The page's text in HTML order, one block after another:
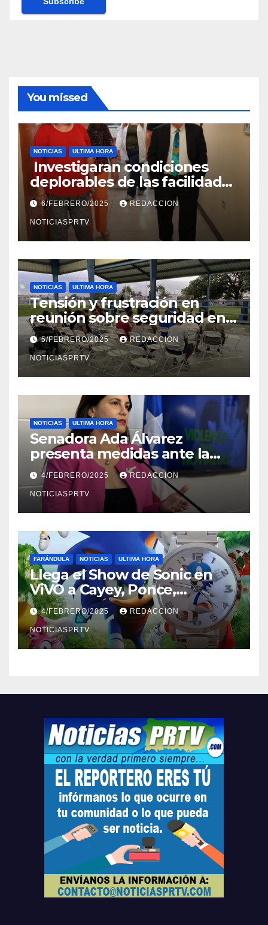
You missed
NOTICIAS ULTIMA HORA
Investigaran condiciones
deplorables de las facilidades
el Departamento de la Salud
en Mayagüez
6/FEBRERO/2025 REDACCION
NOTICIASPRTV
NOTICIAS ULTIMA HORA
Tensión y frustración en
reunión sobre seguridad en
Reparto Metropolitano
5/FEBRERO/2025 REDACCION
NOTICIASPRTV
NOTICIAS ULTIMA HORA
Senadora Ada Álvarez
presenta medidas ante la
violencia en el noviazgo
4/FEBRERO/2025 REDACCION
NOTICIASPRTV
FARÁNDULA NOTICIAS ULTIMA HORA
Llega el Show de Sonic en
ViVO a Cayey, Ponce,
Barceloneta y Humacao,
Relojes gratis para el que
compre ahora….
4/FEBRERO/2025 REDACCION
NOTICIASPRTV